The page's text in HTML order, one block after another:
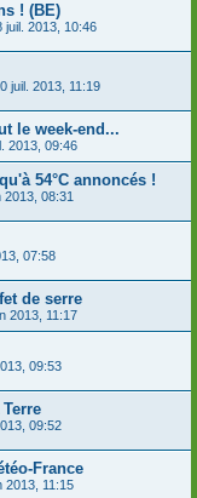
! (BE)
juil. 2013, 10:46
juil. 2013, 11:19
le week-end...
2013, 09:46
54°C annoncés !
2013, 08:31
07:58
de serre
2013, 11:17
09:53
09:52
France
2013, 11:15